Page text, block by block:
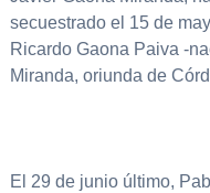
secuestrado el 15 de
Ricardo Gaona Paiva -
Miranda, oriunda de
El 29 de junio último,